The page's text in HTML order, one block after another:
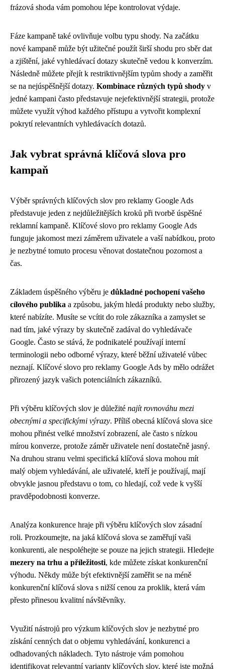
frázová shoda vám pomohou lépe kontrolovat výdaje.
Fáze kampaně také ovlivňuje volbu typu shody. Na začátku
nové kampaně může být užitečné použít širší shodu pro sběr dat
a zjištění, jaké vyhledávací dotazy skutečně vedou k konverzím.
Následně můžete přejít k restriktivnějším typům shody a zaměřit
se na nejúspěšnější dotazy. Kombinace různých typů shody v
jedné kampani často představuje nejefektivnější strategii, protože
můžete využít výhod každého přístupu a vytvořit komplexní
pokrytí relevantních vyhledávacích dotazů.
Jak vybrat správná klíčová slova pro
kampaň
Výběr správných klíčových slov pro reklamy Google Ads
představuje jeden z nejdůležitějších kroků při tvorbě úspěšné
reklamní kampaně. Klíčové slovo pro reklamy Google Ads
funguje jakomost mezi záměrem uživatele a vaší nabídkou, proto
je nezbytné tomuto procesu věnovat dostatečnou pozornost a
čas.
Základem úspěšného výběru je důkladné pochopení vašeho
cílového publika a způsobu, jakým hledá produkty nebo služby,
které nabízíte. Musíte se vcítit do role zákazníka a zamyslet se
nad tím, jaké výrazy by skutečně zadával do vyhledávače
Google. Často se stává, že podnikatelé používají interní
terminologii nebo odborné výrazy, které běžní uživatelé vůbec
neznají. Klíčové slovo pro reklamy Google Ads by mělo odrážet
přirozený jazyk vašich potenciálních zákazníků.
Při výběru klíčových slov je důležité najít rovnováhu mezi
obecnými a specifickými výrazy. Příliš obecná klíčová slova sice
mohou přinést velké množství zobrazení, ale často s nízkou
mírou konverze, protože záměr uživatele není dostatečně jasný.
Na druhou stranu velmi specifická klíčová slova mohou mít
malý objem vyhledávání, ale uživatelé, kteří je používají, mají
obvykle jasnou představu o tom, co hledají, což vede k vyšší
pravděpodobnosti konverze.
Analýza konkurence hraje při výběru klíčových slov zásadní
roli. Prozkoumejte, na jaká klíčová slova se zaměřují vaši
konkurenti, ale nespoléhejte se pouze na jejich strategii. Hledejte
mezery na trhu a příležitosti, kde můžete získat konkurenční
výhodu. Někdy může být efektivnější zaměřit se na méně
konkurenční klíčová slova s nižší cenou za proklik, která vám
přesto přinesou kvalitní návštěvníky.
Využití nástrojů pro výzkum klíčových slov je nezbytné pro
získání cenných dat o objemu vyhledávání, konkurenci a
odhadovaných nákladech. Tyto nástroje vám pomohou
identifikovat relevantní varianty klíčových slov, které jste možná